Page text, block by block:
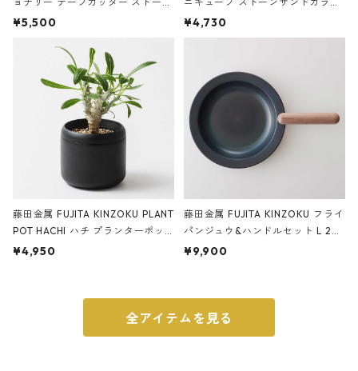
サンドカラー 石調 ideaco Station
¥5,500
石調 ideaco Umbrella Stand CUB
E ストーンサンドブラック
¥4,730
藤田金属 FUJITA KINZOKU PLANT
POT HACHI ハチ プランターポッ
ト 3号 ブラック
¥4,950
藤田金属 FUJITA KINZOKU フライ
パンジュウ&ハンドルセット L 24c
m ガス火・IH対応 鉄フライパン
¥9,900
全アイテムを見る